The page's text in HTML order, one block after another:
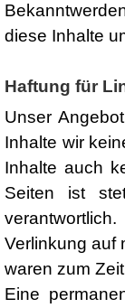
diese Inhalte
Haftung für
Unser
Inhalte wir
Inhalte auch
Seiten ist
Verlinkung auf
waren zum
Eine